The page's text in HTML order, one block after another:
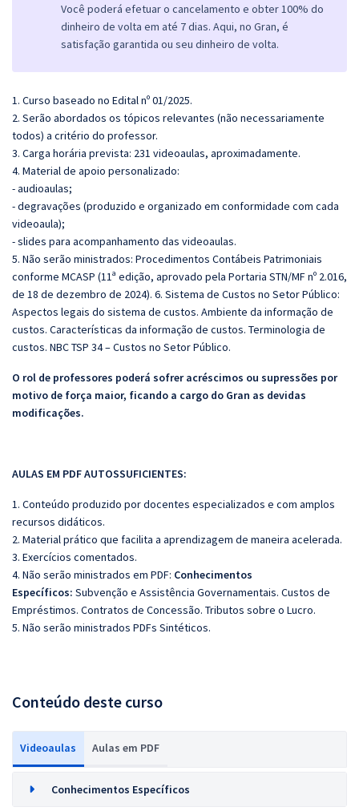
Você poderá efetuar o cancelamento e obter 100% do
dinheiro de volta em até 7 dias. Aqui, no Gran, é
satisfação garantida ou seu dinheiro de volta.
1. Curso baseado no Edital nº 01/2025.
2. Serão abordados os tópicos relevantes (não necessariamente
todos) a critério do professor.
3. Carga horária prevista: 231 videoaulas, aproximadamente.
4. Material de apoio personalizado:
- audioaulas;
- degravações (produzido e organizado em conformidade com cada
videoaula);
- slides para acompanhamento das videoaulas.
5. Não serão ministrados: Procedimentos Contábeis Patrimoniais
conforme MCASP (11ª edição, aprovado pela Portaria STN/MF nº 2.016,
de 18 de dezembro de 2024). 6. Sistema de Custos no Setor Público:
Aspectos legais do sistema de custos. Ambiente da informação de
custos. Características da informação de custos. Terminologia de
custos. NBC TSP 34 – Custos no Setor Público.
O rol de professores poderá sofrer acréscimos ou supressões por
motivo de força maior, ficando a cargo do Gran as devidas
modificações.
AULAS EM PDF AUTOSSUFICIENTES:
1. Conteúdo produzido por docentes especializados e com amplos
recursos didáticos.
2. Material prático que facilita a aprendizagem de maneira acelerada.
3. Exercícios comentados.
4. Não serão ministrados em PDF: Conhecimentos
Específicos: Subvenção e Assistência Governamentais. Custos de
Empréstimos. Contratos de Concessão. Tributos sobre o Lucro.
5. Não serão ministrados PDFs Sintéticos.
Conteúdo deste curso
Videoaulas Aulas em PDF
Conhecimentos Específicos